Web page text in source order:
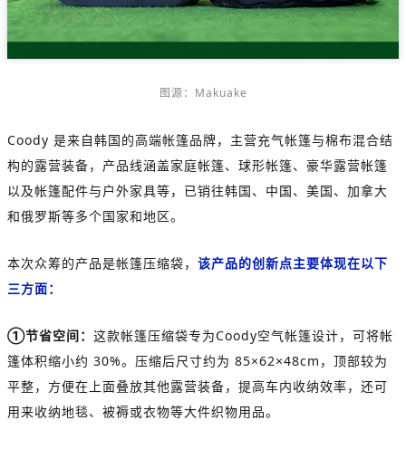
图源： Makuake
Coody 是来自韩国的高端帐篷品牌，主营充气帐篷与棉布混合结
构的露营装备，产品线涵盖家庭帐篷、球形帐篷、豪华露营帐篷
以及帐篷配件与户外家具等，已销往韩国、中国、美国、加拿大
和俄罗斯等多个国家和地区。
本次众筹的产品是帐篷压缩袋， 该产品的创新点主要体现在以下
三方面：
①节省空间： 这款帐篷压缩袋专为Coody空气帐篷设计，可将帐
篷体积缩小约 30%。压缩后尺寸约为 85×62×48cm，顶部较为
平整，方便在上面叠放其他露营装备，提高车内收纳效率，还可
用来收纳地毯、被褥或衣物等大件织物用品。